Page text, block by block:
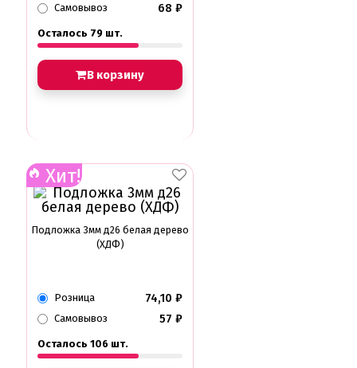
Самовывоз 68 ₽
Осталось 79 шт.
В корзину
Хит!
Подложка 3мм д26 белая дерево
(ХДФ)
Розница 74,10 ₽
Самовывоз 57 ₽
Осталось 106 шт.